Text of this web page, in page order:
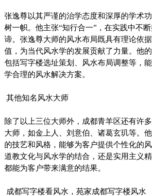
张逸尊以其严谨的治学态度和深厚的学术
树一帜。他主张“知行合一”，在实践中不
谛。张逸尊大师的风水布局既具有理论依
值，为当代风水学的发展贡献了力量。他
包括写字楼选址策划、风水布局调整等，
学合理的风水解决方案。
其他知名风水大师
除了以上三位大师外，成都青羊区还有许
大师，如金上人、刘意伯、诸葛玄玑等。
的技艺和风格，能够为客户提供个性化的
道教文化与风水学的结合，还是实用主义
都能为客户带来满意的结果。
成都写字楼看风水，苑家成都写字楼风水